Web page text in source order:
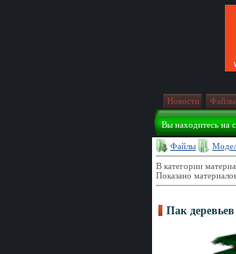
Новости Файлы
Вы находитесь на
Файлы
В категории
Показано
Пак деревьев